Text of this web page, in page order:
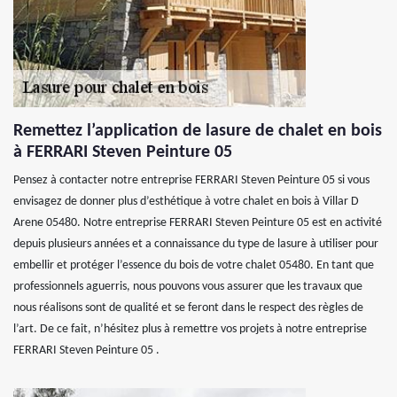
Remettez l’application de lasure de chalet en bois
à FERRARI Steven Peinture 05
Pensez à contacter notre entreprise FERRARI Steven Peinture 05 si vous
envisagez de donner plus d’esthétique à votre chalet en bois à Villar D
Arene 05480. Notre entreprise FERRARI Steven Peinture 05 est en activité
depuis plusieurs années et a connaissance du type de lasure à utiliser pour
embellir et protéger l’essence du bois de votre chalet 05480. En tant que
professionnels aguerris, nous pouvons vous assurer que les travaux que
nous réalisons sont de qualité et se feront dans le respect des règles de
l’art. De ce fait, n’hésitez plus à remettre vos projets à notre entreprise
FERRARI Steven Peinture 05 .